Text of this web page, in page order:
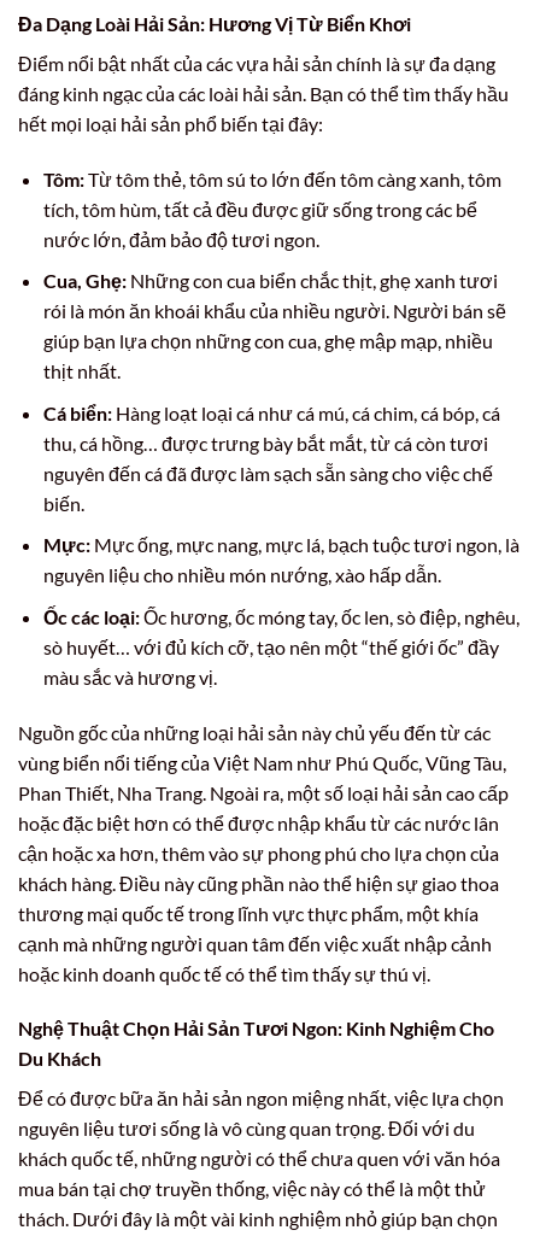
Đa Dạng Loài Hải Sản: Hương Vị Từ Biển Khơi
Điểm nổi bật nhất của các vựa hải sản chính là sự đa dạng
đáng kinh ngạc của các loài hải sản. Bạn có thể tìm thấy hầu
hết mọi loại hải sản phổ biến tại đây:
Tôm:Từ tôm thẻ, tôm sú to lớn đến tôm càng xanh, tôm
tích, tôm hùm, tất cả đều được giữ sống trong các bể
nước lớn, đảm bảo độ tươi ngon.
Cua, Ghẹ:Những con cua biển chắc thịt, ghẹ xanh tươi
rói là món ăn khoái khẩu của nhiều người. Người bán sẽ
giúp bạn lựa chọn những con cua, ghẹ mập mạp, nhiều
thịt nhất.
Cá biển:Hàng loạt loại cá như cá mú, cá chim, cá bóp, cá
thu, cá hồng… được trưng bày bắt mắt, từ cá còn tươi
nguyên đến cá đã được làm sạch sẵn sàng cho việc chế
biến.
Mực:Mực ống, mực nang, mực lá, bạch tuộc tươi ngon, là
nguyên liệu cho nhiều món nướng, xào hấp dẫn.
Ốc các loại:Ốc hương, ốc móng tay, ốc len, sò điệp, nghêu,
sò huyết… với đủ kích cỡ, tạo nên một “thế giới ốc” đầy
màu sắc và hương vị.
Nguồn gốc của những loại hải sản này chủ yếu đến từ các
vùng biển nổi tiếng của Việt Nam như Phú Quốc, Vũng Tàu,
Phan Thiết, Nha Trang. Ngoài ra, một số loại hải sản cao cấp
hoặc đặc biệt hơn có thể được nhập khẩu từ các nước lân
cận hoặc xa hơn, thêm vào sự phong phú cho lựa chọn của
khách hàng. Điều này cũng phần nào thể hiện sự giao thoa
thương mại quốc tế trong lĩnh vực thực phẩm, một khía
cạnh mà những người quan tâm đến việc xuất nhập cảnh
hoặc kinh doanh quốc tế có thể tìm thấy sự thú vị.
Nghệ Thuật Chọn Hải Sản Tươi Ngon: Kinh Nghiệm Cho
Du Khách
Để có được bữa ăn hải sản ngon miệng nhất, việc lựa chọn
nguyên liệu tươi sống là vô cùng quan trọng. Đối với du
khách quốc tế, những người có thể chưa quen với văn hóa
mua bán tại chợ truyền thống, việc này có thể là một thử
thách. Dưới đây là một vài kinh nghiệm nhỏ giúp bạn chọn